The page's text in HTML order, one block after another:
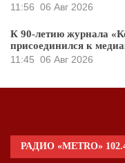
11:56 06 Авг 2026
К 90-летию журнала
присоединился к
11:45 06 Авг 2026
РАДИО «METRO»